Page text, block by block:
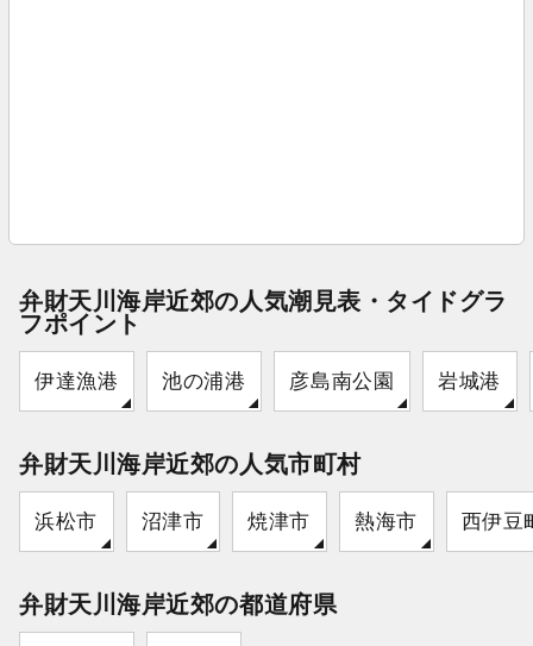
弁財天川海岸近郊の人気潮見表・タイドグラ
フポイント
伊達漁港 池の浦港 彦島南公園 岩城港
弁財天川海岸近郊の人気市町村
浜松市 沼津市 焼津市 熱海市 西伊豆
弁財天川海岸近郊の都道府県